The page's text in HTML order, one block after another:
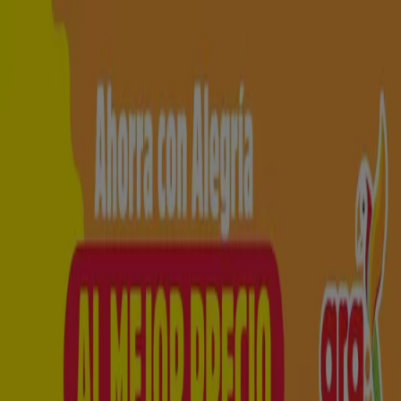
Destacados Supermercados
Ropa y
Almacenes Hogar y MueblesInformática y
Farmacias, Droguerías y Ópticas
Perfumerías y
RestaurantesJuguetes y BebésDeporte
Carros,
Motos y Repuestos
Ferreterías y Construcción
Libros y
Viajes Bancos y Seguros
Tienda Ara | Calle 8 # 7 - 102/104 4